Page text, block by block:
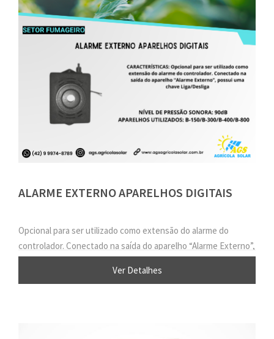
ALARME EXTERNO APARELHOS DIGITAIS
Opcional para ser utilizado como extensão do alarme do
controlador. Conectado na saída do aparelho “Alarme Externo”,
Ver Detalhes